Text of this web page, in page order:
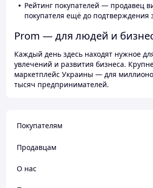
Рейтинг покупателей — продавец
покупателя ещё до подтверждения
Prom — для людей и
Каждый день здесь находят нужное
увлечений и развития бизнеса.
маркетплейс Украины — для
тысяч предпринимателей.
Покупателям
Продавцам
О нас